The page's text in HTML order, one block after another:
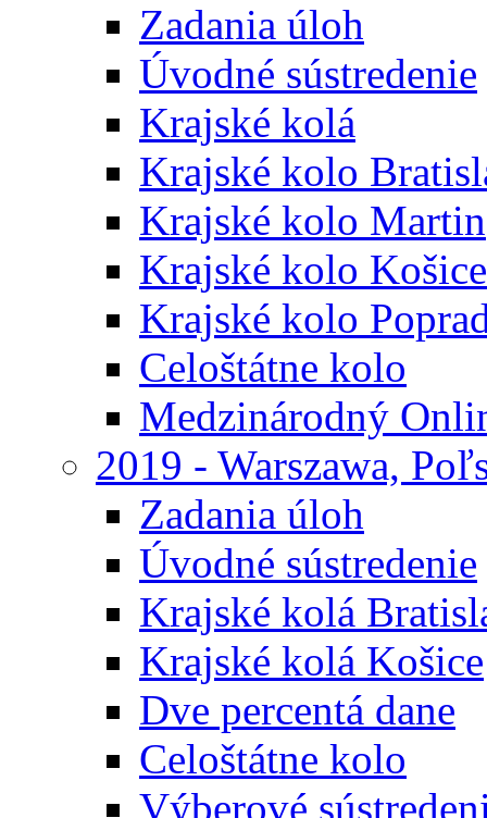
Zadania úloh
Úvodné sústredenie
Krajské kolá
Krajské kolo
Krajské kolo Martin
Krajské kolo Košice
Krajské kolo
Celoštátne kolo
Medzinárodný
2019 - Warszawa,
Zadania úloh
Úvodné sústredenie
Krajské kolá
Krajské kolá Košice
Dve percentá dane
Celoštátne kolo
Výberové